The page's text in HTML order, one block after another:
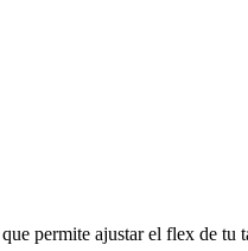
permite ajustar el flex de tu